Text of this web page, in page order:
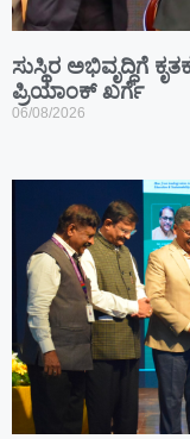
ಸುಸ್ಥಿರ ಅಭಿವೃದ್ಧಿಗೆ
ಪ್ರಿಯಾಂಕ್ ಖರ್ಗೆ
06/08/2026